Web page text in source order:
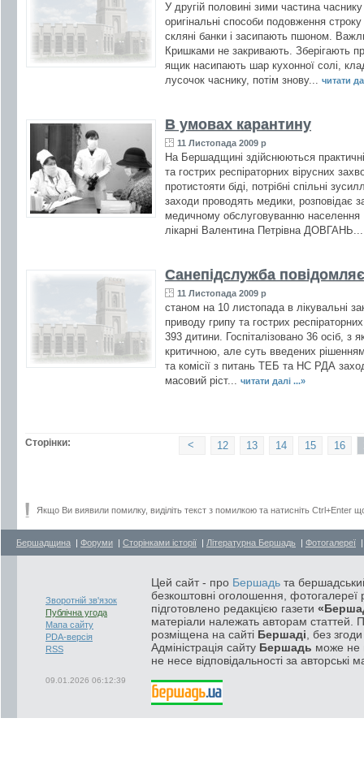
У другій половині зими частина
оригінальні способи подовження
скляні банки і засипають пшоном.
Кришками не закривають. Зберігають
ящик насипають шар кухонної солі,
лусочок часнику, потім знову...
читати
В умовах карантину
11 Листопада 2009 р
На Бершадщині здійснюються
та гострих респіраторних вірусних
протистояти біді, потрібні спільні
заходи проводять медики, розповідає
медичному обслуговуванню населення
лікарні Валентина Петрівна
Санепідслужба
11 Листопада 2009 р
станом на 10 листопада в лікувальні
приводу грипу та гострих
393 дитини. Госпіталізовано 36 осіб, з
критичною, але суть введених рішенням
та комісії з питань ТЕБ та НС РДА
масовий ріст...
читати далі ...»
Сторінки: 16
15
14
13
12
<
Якщо Ви виявили помилку, виділіть текст з помилкою та натисніть Ctrl+Enter
Бершадщина | Форуми | Сторінками історії | Літературна Бершадь | Фотогалереї
Зворотній зв'язок
Публічна угода
Мапа сайту
PDA-версія
RSS
09.01.2026 06:12:39
Цей сайт - про Бершадь та
безкоштовні оголошення, фотогалереї
підготовлено редакцією газети
матеріали належать авторам статтей.
розміщена на сайті Бершаді , без
Адміністрація сайту Бершадь може не
не несе відповідальності за авторські